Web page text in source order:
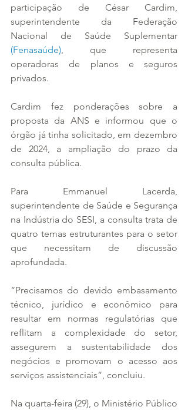
participação de César Cardim,
superintendente da Federação
(Fenasaúde), que representa
operadoras de planos e seguros
privados.
Cardim fez ponderações sobre a
proposta da ANS e informou que o
órgão já tinha solicitado, em dezembro
de 2024, a ampliação do prazo da
consulta pública.
Para Emmanuel Lacerda,
superintendente de Saúde e Segurança
na Indústria do SESI, a consulta trata de
quatro temas estruturantes para o setor
que necessitam de discussão
aprofundada.
“Precisamos do devido embasamento
técnico, jurídico e econômico para
resultar em normas regulatórias que
reflitam a complexidade do setor,
assegurem a sustentabilidade dos
negócios e promovam o acesso aos
serviços assistenciais”, concluiu.
Na quarta-feira (29), o Ministério Público